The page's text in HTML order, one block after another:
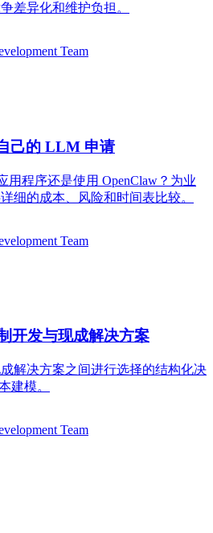
差异化和维护负担。
Team
己的 LLM 申请
程序还是使用 OpenClaw？为业
细的成本、风险和时间表比较。
Team
开发与现成解决方案
解决方案之间进行选择的结构化决
建模。
Team